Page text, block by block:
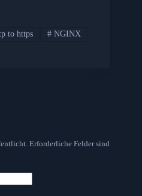
to https # NGINX
Erforderliche Felder sind